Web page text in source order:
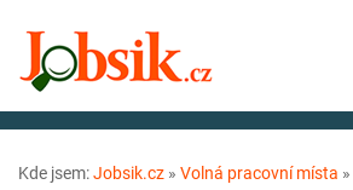
Kde jsem:Jobsik.cz » Volná pracovní místa »